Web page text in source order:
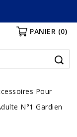
PANIER (0)
Pour
N°1 Gardien